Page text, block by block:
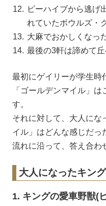
ビーハイブから逃げ
れていたボウルズ・
大麻でおかしくなっ
最後の3軒は諦めて
最初にゲイリーが学生時
「ゴールデンマイル」
す。
それに対して、大人にな
イル」はどんな感じだっ
流れに沿って、答え合わ
大人になったキン
1. キングの愛車野獣(